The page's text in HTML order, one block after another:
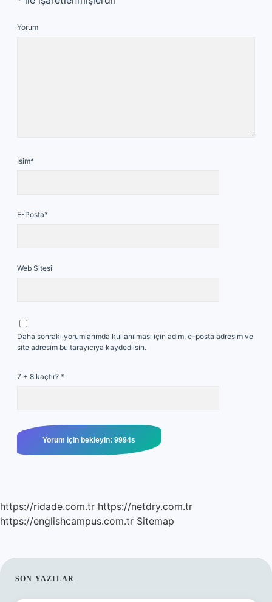
Yorum
İsim*
E-Posta*
Web Sitesi
Daha sonraki yorumlarımda kullanılması için adım, e-posta adresim ve
site adresim bu tarayıcıya kaydedilsin.
7 + 8 kaçtır? *
https://ridade.com.tr https://netdry.com.tr
https://englishcampus.com.tr Sitemap
SIDEBAR
SON YAZILAR